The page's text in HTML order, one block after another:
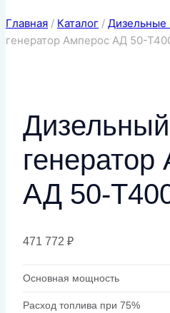
Главная / Каталог / Дизельные
генератор Амперос АД 50-
Дизельный
АД 50-
471 772 ₽
Основная мощность
Расход топлива при 75%